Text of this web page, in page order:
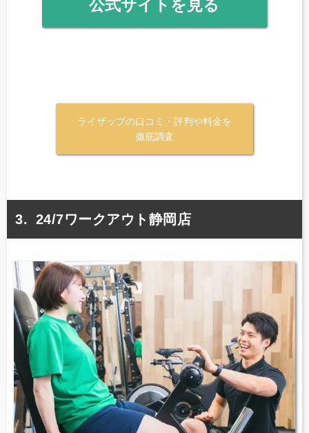
公式サイトを見る
ライザップの口コミ・評判や料金を
徹底調査
24/7ワークアウト静岡店